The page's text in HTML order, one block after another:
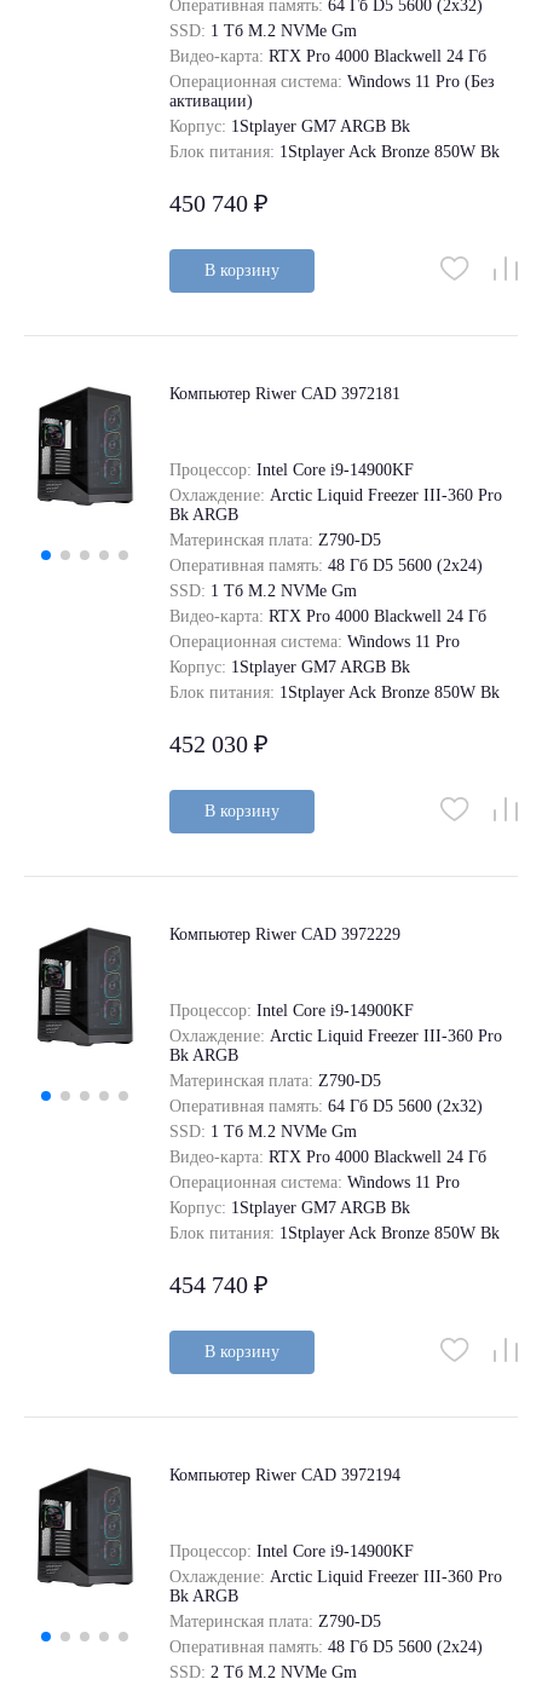
Оперативная память: 64 Гб D5 5600 (2х32)
SSD: 1 Tб M.2 NVMe Gm
Видео-карта: RTX Pro 4000 Blackwell 24 Гб
Операционная система: Windows 11 Pro (Без
активации)
Корпус: 1Stplayer GM7 ARGB Bk
Блок питания: 1Stplayer Ack Bronze 850W Bk
450 740 ₽
В корзину
Компьютер Riwer CAD 3972181
Процессор: Intel Core i9-14900KF
Охлаждение: Arctic Liquid Freezer III-360 Pro
Bk ARGB
Материнская плата: Z790-D5
Оперативная память: 48 Гб D5 5600 (2х24)
SSD: 1 Tб M.2 NVMe Gm
Видео-карта: RTX Pro 4000 Blackwell 24 Гб
Операционная система: Windows 11 Pro
Корпус: 1Stplayer GM7 ARGB Bk
Блок питания: 1Stplayer Ack Bronze 850W Bk
452 030 ₽
В корзину
Компьютер Riwer CAD 3972229
Процессор: Intel Core i9-14900KF
Охлаждение: Arctic Liquid Freezer III-360 Pro
Bk ARGB
Материнская плата: Z790-D5
Оперативная память: 64 Гб D5 5600 (2х32)
SSD: 1 Tб M.2 NVMe Gm
Видео-карта: RTX Pro 4000 Blackwell 24 Гб
Операционная система: Windows 11 Pro
Корпус: 1Stplayer GM7 ARGB Bk
Блок питания: 1Stplayer Ack Bronze 850W Bk
454 740 ₽
В корзину
Компьютер Riwer CAD 3972194
Процессор: Intel Core i9-14900KF
Охлаждение: Arctic Liquid Freezer III-360 Pro
Bk ARGB
Материнская плата: Z790-D5
Оперативная память: 48 Гб D5 5600 (2х24)
SSD: 2 Tб M.2 NVMe Gm